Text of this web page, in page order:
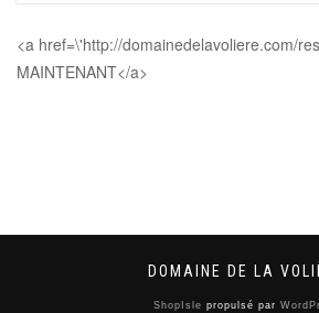
<a href=\'http://domainedelavoliere.com/
MAINTENANT</a>
DOMAINE DE LA
ShopIsle propulsé par